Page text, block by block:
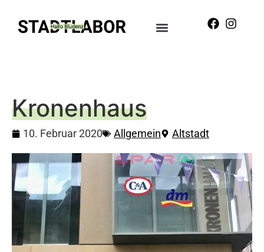
Kronenhaus
10. Februar 2020 Allgemein Altstadt